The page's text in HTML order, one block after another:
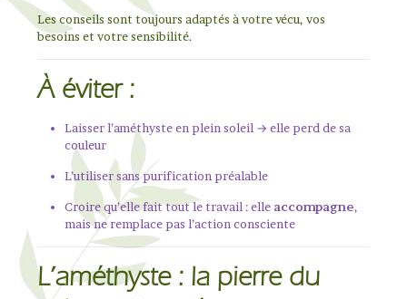
Les conseils sont toujours adaptés à votre vécu, vos
besoins et votre sensibilité.
À éviter :
Laisser l’améthyste en plein soleil → elle perd de sa
couleur
L’utiliser sans purification préalable
Croire qu’elle fait tout le travail : elle accompagne,
mais ne remplace pas l’action consciente
L’améthyste : la pierre du